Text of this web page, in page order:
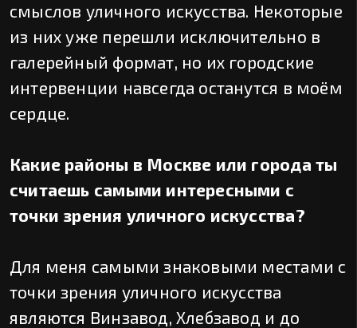
смыслов уличного искусства. Некоторые
из них уже перешли исключительно в
галерейный формат, но их городские
интервенции навсегда останутся в моём
сердце.
Какие районы в Москве или города ты
считаешь самыми интересными с
точки зрения уличного искусства?
Для меня самыми знаковыми местами с
точки зрения уличного искусства
являются Винзавод, Хлебзавод и до